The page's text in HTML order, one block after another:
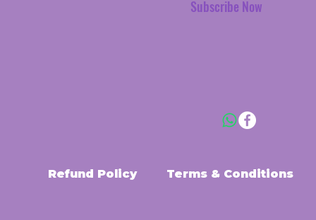
Subscribe Now
Refund Policy Terms & Conditions